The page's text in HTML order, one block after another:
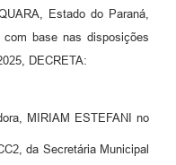
Estado do Paraná,
base nas disposições
DECRETA:
MIRIAM ESTEFANI no
da Secretária Municipal